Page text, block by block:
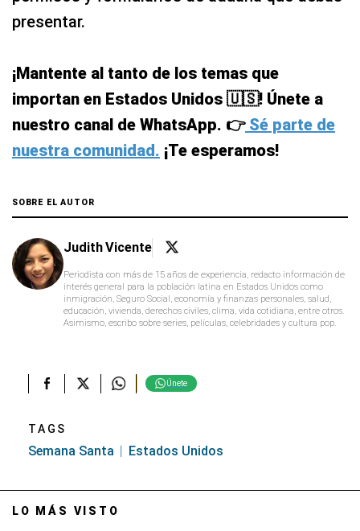
presentar.
¡Mantente al tanto de los temas que
importan en Estados Unidos 🇺🇸! Únete a
nuestro canal de WhatsApp. 👉Sé parte de
nuestra comunidad. ¡Te esperamos!
SOBRE EL AUTOR
Judith Vicente
Periodista con más de 15 años de experiencia, redacto información de
interés general para la población latina en Estados Unidos como
inmigración, Seguro Social, economía y finanzas personales, salud,
educación, vivienda, derechos civiles, clima, vida cotidiana, entre otros.
Asimismo, escribo sobre series, películas, celebridades y cultura pop.
Únete
TAGS
Semana Santa Estados Unidos
LO MÁS VISTO